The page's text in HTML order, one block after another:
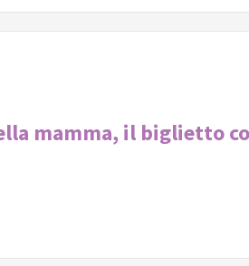
mamma, il biglietto